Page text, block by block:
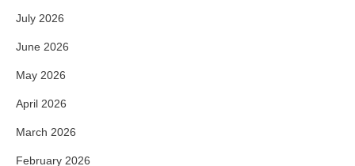
July 2026
June 2026
May 2026
April 2026
March 2026
February 2026